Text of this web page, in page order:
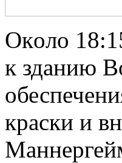
Oкoлo
к зданию
краски и